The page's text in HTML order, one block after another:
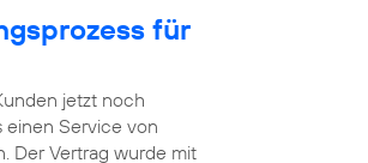
für
jetzt noch
einen Service von
Der Vertrag wurde mit